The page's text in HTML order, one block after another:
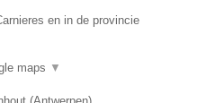
en in de provincie
maps ▼